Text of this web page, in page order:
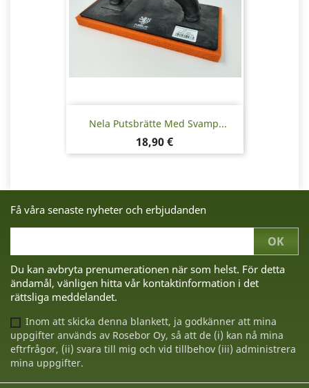
Nela Putsbrätte Med Svamp...
Pris
18,90 €
Få våra senaste nyheter och erbjudanden
Du kan avbryta prenumerationen när som helst. För detta
ändamål, vänligen hitta vår kontaktinformation i det
rättsliga meddelandet.
Inom att skicka denna blankett, ja godkänner att mina
uppgifter används av Rosebor Oy, så att de (i) kan nå mina
eftrfrågor, (ii) svara till mig och vid tillbehov (iii) administrera
mina uppgifter.